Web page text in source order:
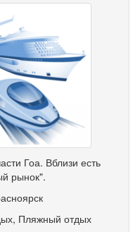
Гоа. Вблизи есть
рынок".
, Пляжный отдых